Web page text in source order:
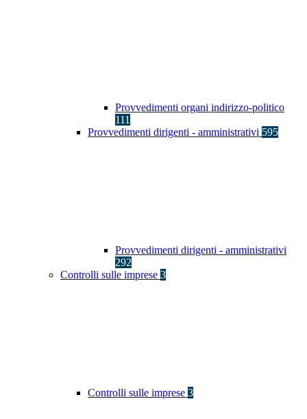
Provvedimenti organi indirizzo-politico
111
Provvedimenti dirigenti - amministrativi 595
Provvedimenti dirigenti - amministrativi
292
Controlli sulle imprese 3
Controlli sulle imprese 3